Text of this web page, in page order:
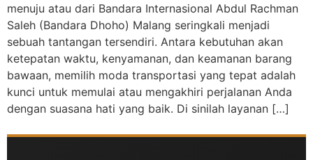
menuju atau dari Bandara Internasional Abdul Rachman
Saleh (Bandara Dhoho) Malang seringkali menjadi
sebuah tantangan tersendiri. Antara kebutuhan akan
ketepatan waktu, kenyamanan, dan keamanan barang
bawaan, memilih moda transportasi yang tepat adalah
kunci untuk memulai atau mengakhiri perjalanan Anda
dengan suasana hati yang baik. Di sinilah layanan […]